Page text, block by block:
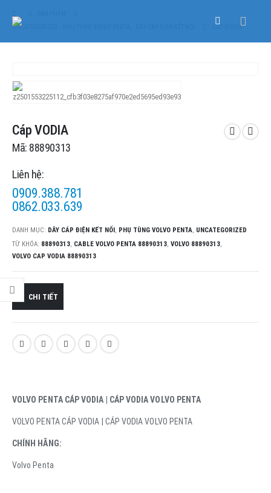
UNCATEGORIZED
CÁP VODIA
Cáp VODIA
Mã: 88890313
Liên hệ:
0909.388.781
0862.033.639
DANH MỤC: DÂY CÁP ĐIỆN KẾT NỐI, PHỤ TÙNG VOLVO PENTA, UNCATEGORIZED
TỪ KHÓA: 88890313, CABLE VOLVO PENTA 88890313, VOLVO 88890313,
VOLVO CAP VODIA 88890313
CHI TIẾT
VOLVO PENTA CÁP VODIA | CÁP VODIA VOLVO PENTA
VOLVO PENTA CÁP VODIA | CÁP VODIA VOLVO PENTA
CHÍNH HÃNG:
Volvo Penta